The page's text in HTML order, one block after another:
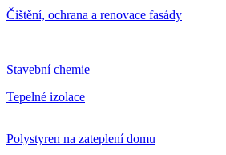
Čištění, ochrana a renovace fasády
Stavební chemie
Tepelné izolace
Polystyren na zateplení domu